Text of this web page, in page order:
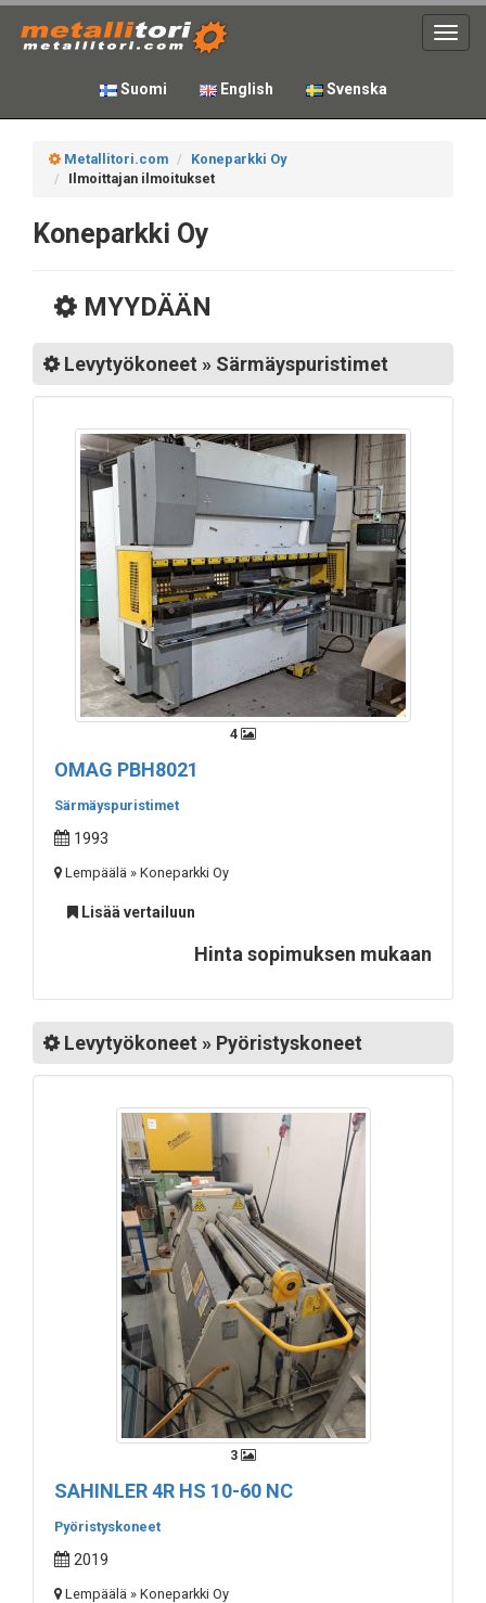
Suomi English Svenska
Metallitori.com
Koneparkki Oy
Ilmoittajan ilmoitukset
Koneparkki Oy
MYYDÄÄN
Levytyökoneet » Särmäyspuristimet
4
OMAG PBH8021
Särmäyspuristimet
1993
Lempäälä » Koneparkki Oy
Lisää vertailuun
Hinta sopimuksen mukaan
Levytyökoneet » Pyöristyskoneet
3
SAHINLER 4R HS 10-60 NC
Pyöristyskoneet
2019
Lempäälä » Koneparkki Oy